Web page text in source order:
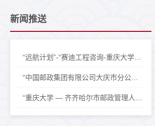
新闻推送